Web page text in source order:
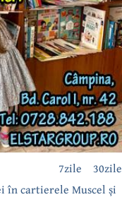
30zile
7zile
în cartierele Muscel și